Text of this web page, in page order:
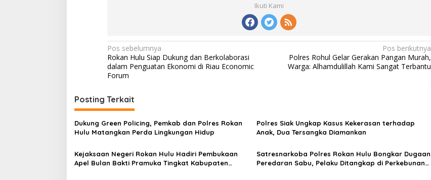
Ikuti Kami
Navigasi
pos
Pos sebelumnya
Rokan Hulu Siap Dukung dan Berkolaborasi
dalam Penguatan Ekonomi di Riau Economic
Forum
Pos berikutnya
Polres Rohul Gelar Gerakan Pangan Murah,
Warga: Alhamdulillah Kami Sangat Terbantu
Posting Terkait
Dukung Green Policing, Pemkab dan Polres Rokan
Hulu Matangkan Perda Lingkungan Hidup
Polres Siak Ungkap Kasus Kekerasan terhadap
Anak, Dua Tersangka Diamankan
Kejaksaan Negeri Rokan Hulu Hadiri Pembukaan
Apel Bulan Bakti Pramuka Tingkat Kabupaten
Satresnarkoba Polres Rokan Hulu Bongkar Dugaan
Peredaran Sabu, Pelaku Ditangkap di Perkebunan